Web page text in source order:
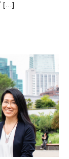
[…]